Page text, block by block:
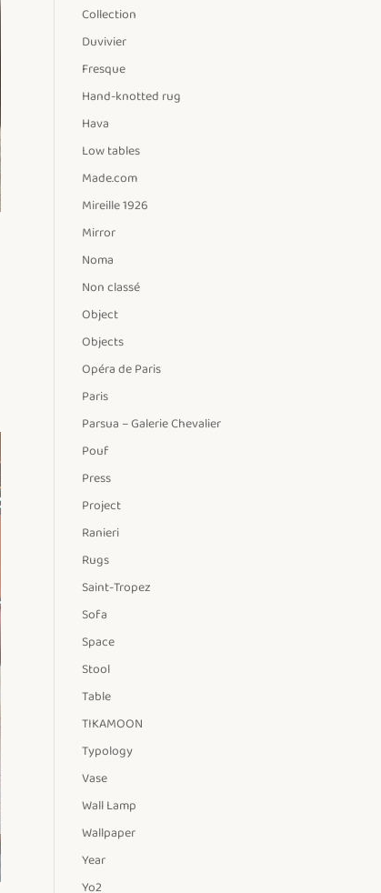
Collection
Duvivier
Fresque
Hand-knotted rug
Hava
Low tables
Made.com
Mireille 1926
Mirror
Noma
Non classé
Object
Objects
Opéra de Paris
Paris
Parsua – Galerie Chevalier
Pouf
Press
Project
Ranieri
Rugs
Saint-Tropez
Sofa
Space
Stool
Table
TIKAMOON
Typology
Vase
Wall Lamp
Wallpaper
Year
Yo2